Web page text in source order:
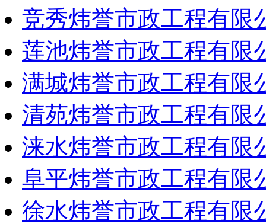
竞秀炜誉市政工程有限
莲池炜誉市政工程有限
满城炜誉市政工程有限
清苑炜誉市政工程有限
涞水炜誉市政工程有限
阜平炜誉市政工程有限
徐水炜誉市政工程有限